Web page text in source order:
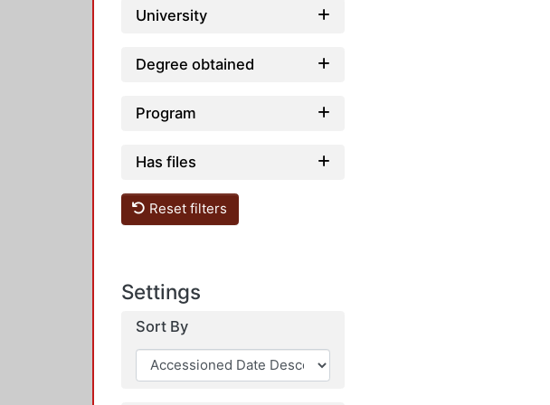
University
Degree obtained
Program
Has files
Reset filters
Settings
Sort By